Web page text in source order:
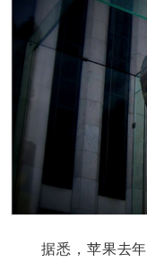
据悉，苹果去年